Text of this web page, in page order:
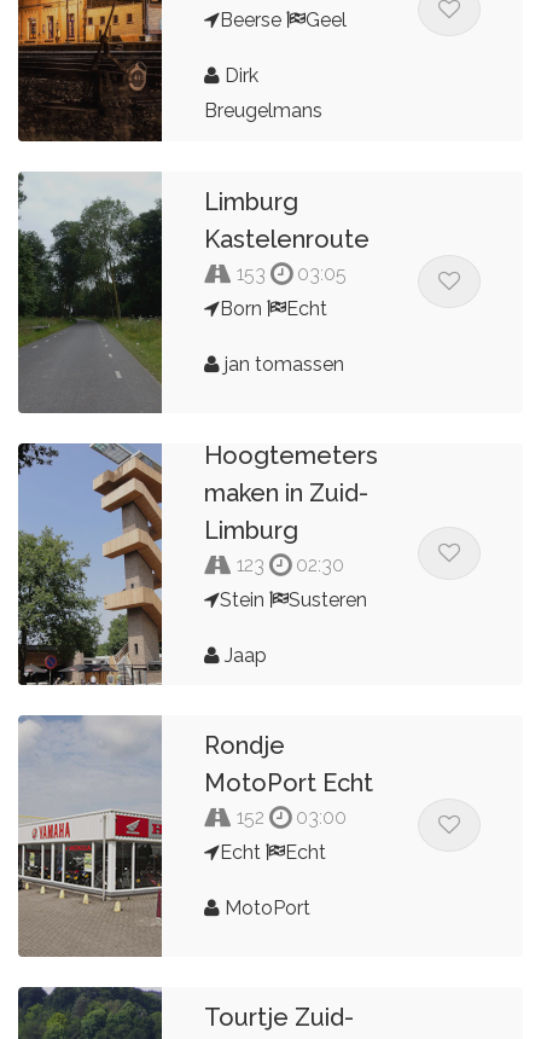
Beerse
Geel
Dirk
Breugelmans
Limburg
Kastelenroute
153
03:05
Born
Echt
jan tomassen
Hoogtemeters
maken in Zuid-
Limburg
123
02:30
Stein
Susteren
Jaap
Rondje
MotoPort Echt
152
03:00
Echt
Echt
MotoPort
Tourtje Zuid-